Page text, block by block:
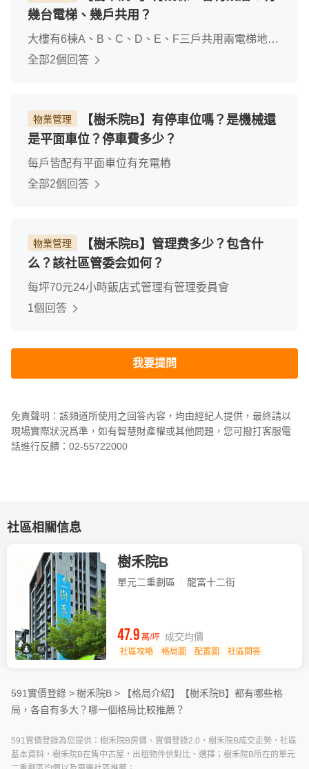
幾台電梯、幾戶共用？
大樓有6棟A、B、C、D、E、F三戶共用兩電梯地下
2樓，地上10樓每棟55戶
全部2個回答
物業管理
【樹禾院B】有停車位嗎？是機械還
是平面車位？停車費多少？
每戶皆配有平面車位有充電樁
全部2個回答
物業管理
【樹禾院B】管理费多少？包含什
么？該社區管委会如何？
每坪70元24小時飯店式管理有管理委員會
1個回答
我要提問
免責聲明：該頻道所使用之回答內容，均由經紀人提供，最終請以
現場實際狀況爲準，如有智慧財產權或其他問題，您可撥打客服電
話進行反饋：02-55722000
社區相關信息
樹禾院B
單元二重劃區 龍富十二街
社區攻略 格局圖 配置圖 社區問答
47.9 萬/坪 成交均價
591實價登錄 >樹禾院B > 【格局介紹】
【樹禾院B】都有哪些格
局，各自有多大？哪一個格局比較推薦？
591實價登錄為您提供：樹禾院B房價、實價登錄2.0，樹禾院B成交走勢、社區
基本資料，樹禾院B在售中古屋，出租物件供對比、選擇；樹禾院B所在的單元